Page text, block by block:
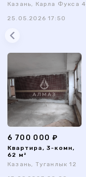
Казань, Карла Фукса 4
25.05.2026 17:50
6 700 000 ₽
Квартира, 3-комн,
62 м²
Казань, Туганлык 12